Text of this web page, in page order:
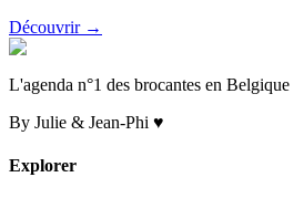
Découvrir →
L'agenda n°1 des brocantes en Belgique
By Julie & Jean-Phi ♥
Explorer